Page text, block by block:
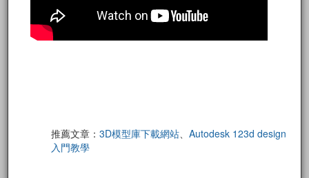
推薦文章：3D模型庫下載網站、Autodesk 123d design
入門教學